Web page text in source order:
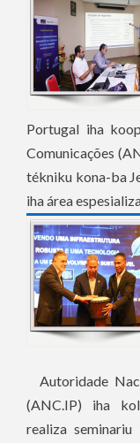
Portugal iha
Comunicações
tékniku kona-ba
iha área
Autoridade
(ANC.IP) iha
realiza seminariu